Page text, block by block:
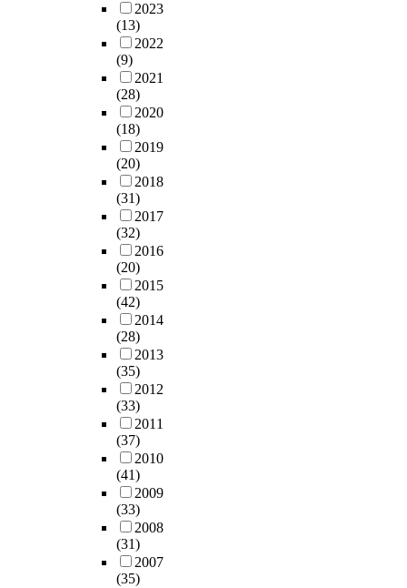
2023
(13)
2022
(9)
2021
(28)
2020
(18)
2019
(20)
2018
(31)
2017
(32)
2016
(20)
2015
(42)
2014
(28)
2013
(35)
2012
(33)
2011
(37)
2010
(41)
2009
(33)
2008
(31)
2007
(35)